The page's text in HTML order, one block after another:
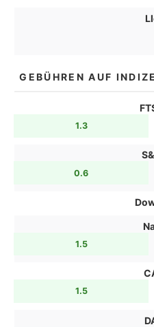
GEBÜHREN AUF
1.3
0.6
1.5
1.5